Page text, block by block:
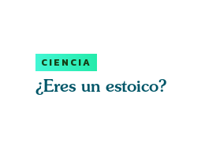
CIENCIA
¿Eres un estoico?